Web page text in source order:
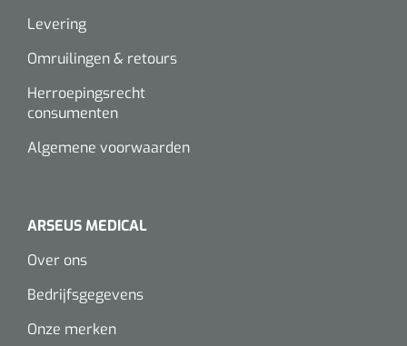
Levering
Omruilingen & retours
Herroepingsrecht
consumenten
Algemene voorwaarden
ARSEUS MEDICAL
Over ons
Bedrijfsgegevens
Onze merken